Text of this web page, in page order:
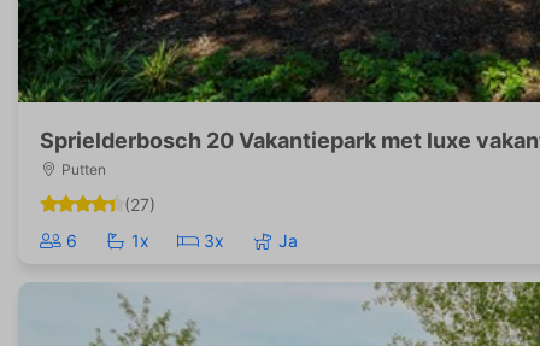
Sprielderbosch 20 Vakantiepark met luxe
Putten
(27)
6
1x 3x Ja